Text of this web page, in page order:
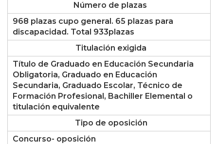
Número de plazas
968 plazas cupo general. 65 plazas para
discapacidad. Total 933plazas
Titulación exigida
Título de Graduado en Educación Secundaria
Obligatoria, Graduado en Educación
Secundaria, Graduado Escolar, Técnico de
Formación Profesional, Bachiller Elemental o
titulación equivalente
Tipo de oposición
Concurso- oposición